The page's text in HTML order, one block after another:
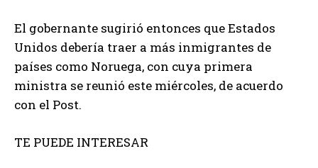
El gobernante sugirió entonces que Estados
Unidos debería traer a más inmigrantes de
países como Noruega, con cuya primera
ministra se reunió este miércoles, de acuerdo
con el Post.
TE PUEDE INTERESAR